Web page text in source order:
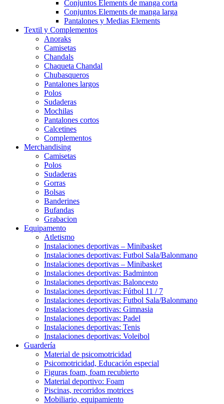
Conjuntos Elements de manga corta
Conjuntos Elements de manga larga
Pantalones y Medias Elements
Textil y Complementos
Anoraks
Camisetas
Chandals
Chaqueta Chandal
Chubasqueros
Pantalones largos
Polos
Sudaderas
Mochilas
Pantalones cortos
Calcetines
Complementos
Merchandising
Camisetas
Polos
Sudaderas
Gorras
Bolsas
Banderines
Bufandas
Grabacion
Equipamento
Atletismo
Instalaciones deportivas – Minibasket
Instalaciones deportivas: Futbol Sala/Balonmano
Instalaciones deportivas – Minibasket
Instalaciones deportivas: Badminton
Instalaciones deportivas: Baloncesto
Instalaciones deportivas: Fútbol 11 / 7
Instalaciones deportivas: Futbol Sala/Balonmano
Instalaciones deportivas: Gimnasia
Instalaciones deportivas: Padel
Instalaciones deportivas: Tenis
Instalaciones deportivas: Voleibol
Guardería
Material de psicomotricidad
Psicomotricidad, Educación especial
Figuras foam, foam recubierto
Material deportivo: Foam
Piscinas, recorridos motrices
Mobiliario, equipamiento